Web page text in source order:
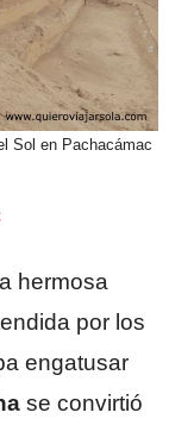
Sol en Pachacámac
hermosa
por los
engatusar
se convirtió